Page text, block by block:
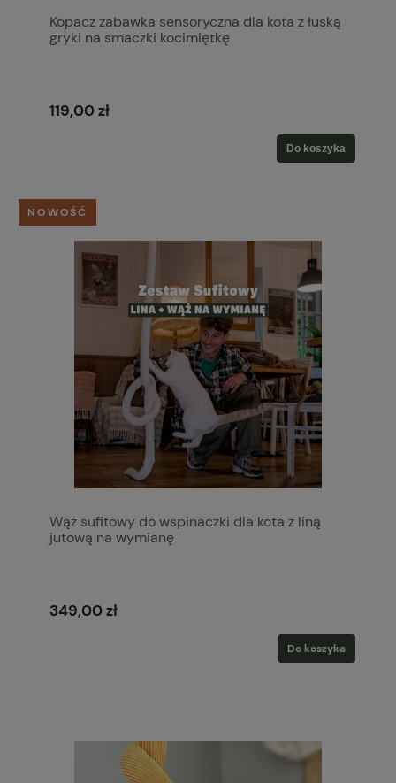
Kopacz zabawka sensoryczna dla kota z łuską
gryki na smaczki kocimiętkę
119,00 zł
Do koszyka
Wąż sufitowy do wspinaczki dla kota z liną
jutową na wymianę
349,00 zł
Do koszyka
NOWOŚĆ